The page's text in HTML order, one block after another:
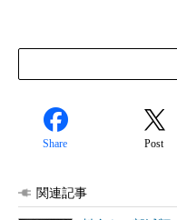
Share Post
関連記事